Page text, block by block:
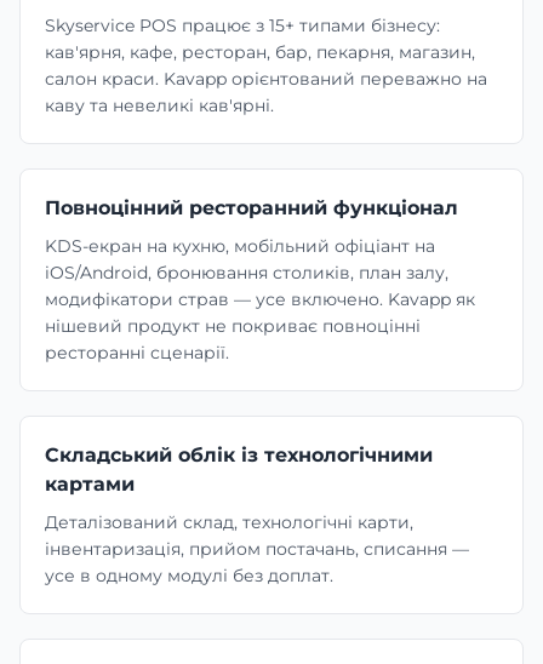
Перукарня
Манікюрний салон
Косметологія
Skyservice POS працює з 15+ типами бізнесу:
кав'ярня, кафе, ресторан, бар, пекарня, магазин,
салон краси. Kavapp орієнтований переважно на
каву та невеликі кав'ярні.
Повноцінний ресторанний функціонал
KDS-екран на кухню, мобільний офіціант на
iOS/Android, бронювання столиків, план залу,
модифікатори страв — усе включено. Kavapp як
нішевий продукт не покриває повноцінні
ресторанні сценарії.
Складський облік із технологічними
картами
Деталізований склад, технологічні карти,
інвентаризація, прийом постачань, списання —
усе в одному модулі без доплат.